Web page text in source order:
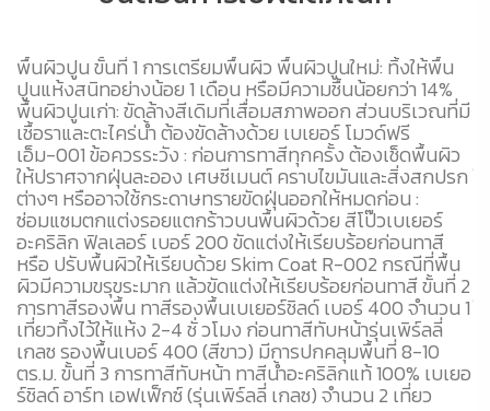
พื้นผิวปูน ขั้นที่ 1 การเตรียมพื้นผิว พื้นผิวปูนใหม่: ทิ้งให้พื้น
ปูนแห้งสนิทอย่างน้อย 1 เดือน หรือมีความชื้นน้อยกว่า 14%
พื้นผิวปูนเก่า: ขัดล้างสีเดิมที่เสื่อมสภาพออก ส่วนบริเวณที่มี
เชื้อราและตะไคร่น้ำ ต้องขัดล้างด้วย เบเยอร์ โมวด์ฟรี
เอ็ม-001 ข้อควรระวัง : ก่อนการทาสีทุกครั้ง ต้องเช็ดพื้นผิว
ให้ปราศจากฝุ่นละออง เศษซีเมนต์ คราบไขมันและสิ่งสกปรก
ต่างๆ หรืออาจใช้กระดาษทรายขัดฝุ่นออกให้หมดก่อน :
ซ่อมแซมตกแต่งรอยแตกร้าวบนพื้นผิวด้วย สีโป๊วเบเยอร์
อะคริลิก ฟิลเลอร์ เบอร์ 200 ขัดแต่งให้เรียบร้อยก่อนทาสี
หรือ ปรับพื้นผิวให้เรียบด้วย Skim Coat R-002 กรณีที่พื้น
ผิวมีความขรุขระมาก แล้วขัดแต่งให้เรียบร้อยก่อนทาสี ขั้นที่ 2
การทาสีรองพื้น ทาสีรองพื้นเบเยอร์ชิลด์ เบอร์ 400 จำนวน 1
เที่ยวทิ้งไว้ให้แห้ง 2-4 ชั่ วโมง ก่อนทาสีทับหน้ารุ่นเพิร์ลลี่
เกลซ รองพื้นเบอร์ 400 (สีขาว) มีการปกคลุมพื้นที่ 8-10
ตร.ม. ขั้นที่ 3 การทาสีทับหน้า ทาสีน้ำอะคริลิกแท้ 100% เบเยอ
ร์ชิลด์ อาร์ท เอฟเฟ็กซ์ (รุ่นเพิร์ลลี่ เกลซ) จำนวน 2 เที่ยว